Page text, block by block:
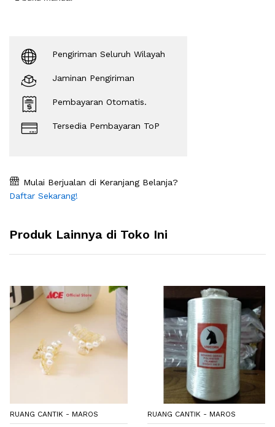
Pengiriman Seluruh Wilayah
Jaminan Pengiriman
Pembayaran Otomatis.
Tersedia Pembayaran ToP
Mulai Berjualan di Keranjang Belanja?
Daftar Sekarang!
Produk Lainnya di Toko Ini
RUANG CANTIK - MAROS RUANG CANTIK - MAROS